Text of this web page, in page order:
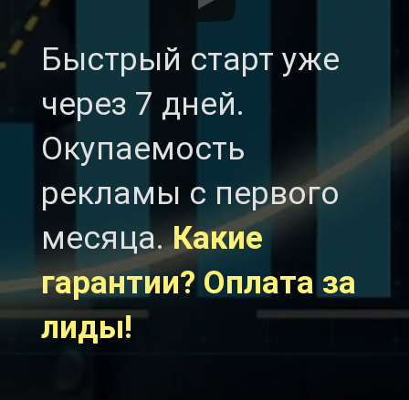
Быстрый старт уже
через 7 дней.
Окупаемость
рекламы с первого
месяца. Какие
гарантии? Оплата за
лиды!